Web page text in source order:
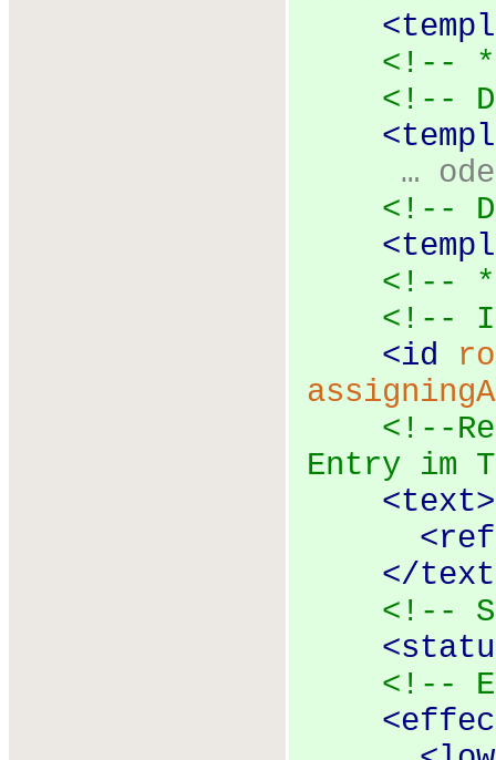
<
<!--
<!--
<
…
<!--
<
<!--
<!--
<id
<!--
Entry im
<text>
<
</text
<!--
<
<!--
<